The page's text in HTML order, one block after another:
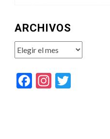
ARCHIVOS
Archivos
Facebook
Instagram